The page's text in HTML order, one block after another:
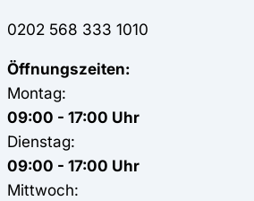
0202 568 333 1010
Öffnungszeiten:
Montag:
09:00 - 17:00 Uhr
Dienstag:
09:00 - 17:00 Uhr
Mittwoch: